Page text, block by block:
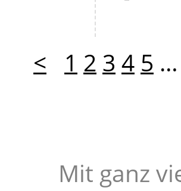
< 1 2 3 4 5 …
Mit ganz